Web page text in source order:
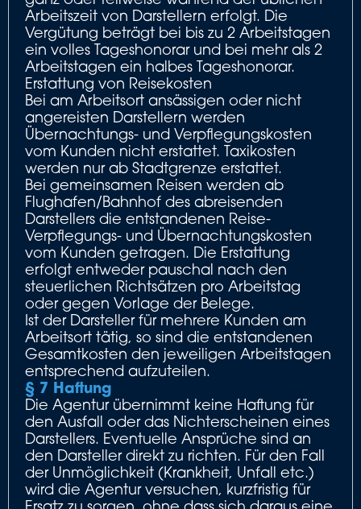
Arbeitszeit von Darstellern erfolgt. Die
Vergütung beträgt bei bis zu 2 Arbeitstagen
ein volles Tageshonorar und bei mehr als 2
Arbeitstagen ein halbes Tageshonorar.
Erstattung von Reisekosten
Bei am Arbeitsort ansässigen oder nicht
angereisten Darstellern werden
Übernachtungs- und Verpflegungskosten
vom Kunden nicht erstattet. Taxikosten
werden nur ab Stadtgrenze erstattet.
Bei gemeinsamen Reisen werden ab
Flughafen/Bahnhof des abreisenden
Darstellers die entstandenen Reise-
Verpflegungs- und Übernachtungskosten
vom Kunden getragen. Die Erstattung
erfolgt entweder pauschal nach den
steuerlichen Richtsätzen pro Arbeitstag
oder gegen Vorlage der Belege.
Ist der Darsteller für mehrere Kunden am
Arbeitsort tätig, so sind die entstandenen
Gesamtkosten den jeweiligen Arbeitstagen
entsprechend aufzuteilen.
§ 7 Haftung
Die Agentur übernimmt keine Haftung für
den Ausfall oder das Nichterscheinen eines
Darstellers. Eventuelle Ansprüche sind an
den Darsteller direkt zu richten. Für den Fall
der Unmöglichkeit (Krankheit, Unfall etc.)
wird die Agentur versuchen, kurzfristig für